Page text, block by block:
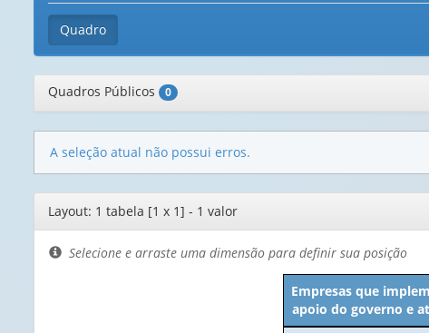
Quadro
Quadros Públicos 0
A seleção atual não possui erros.
Editor
de
layout
Layout: 1 tabela [1 x 1] - 1 valor
Selecione e arraste uma dimensão para definir sua posição
Empresas que
apoio do governo e